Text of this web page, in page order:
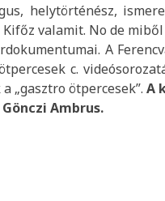
helytörténész,
valamit. No de
A
c.
„gasztro ötpercesek”. A
Ambrus.